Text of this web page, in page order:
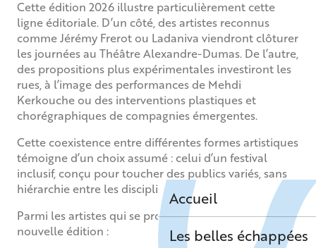
Accueil
Les belles échappées
Cette édition 2026 illustre particulièrement cette
ligne éditoriale. D’un côté, des artistes reconnus
comme Jérémy Frerot ou Ladaniva viendront clôturer
les journées au Théâtre Alexandre-Dumas. De l’autre,
des propositions plus expérimentales investiront les
rues, à l’image des performances de Mehdi
Kerkouche ou des interventions plastiques et
chorégraphiques de compagnies émergentes.
Cette coexistence entre différentes formes artistiques
témoigne d’un choix assumé : celui d’un festival
inclusif, conçu pour toucher des publics variés, sans
hiérarchie entre les disciplines.
Parmi les artistes qui se produiront pour cette
nouvelle édition :